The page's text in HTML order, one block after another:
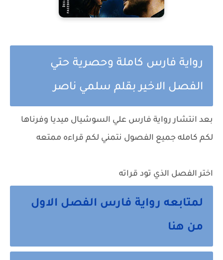
رواية فارس كاملة وحصرية حتي
الفصل الاخير بقلم سلمي ناصر
بعد انتشار رواية فارس علي السوشيال ميديا وفرناها
لكم كامله جميع الفصول نتمني لكم قراءه ممتعه
اختر الفصل الذي تود قراته
لمتابعه رواية فارس الفصل الاول
من هنا